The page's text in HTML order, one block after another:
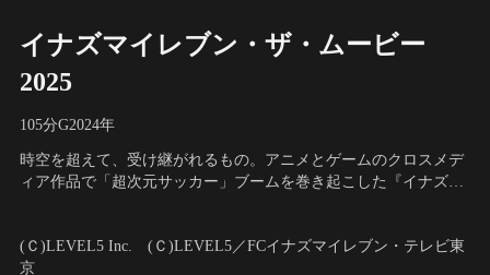
イナズマイレブン・ザ・ムービー
2025
105分G2024年
時空を超えて、受け継がれるもの。アニメとゲームのクロスメデ
ィア作品で「超次元サッカー」ブームを巻き起こした『イナズマ
たちのストーリー『劇場版 イナズマイレブン 新たなる英雄たち
の序章』の豪華2本立て劇場作品として登場！
(Ｃ)LEVEL5 Inc. (Ｃ)LEVEL5／FCイナズマイレブン・テレビ東
京